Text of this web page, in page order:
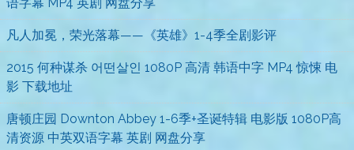
凡人加冕，荣光落幕——《英雄》1-4季全剧影评
2015 何种谋杀 어떤살인 1080P 高清 韩语中字 MP4 惊悚 电
影 下载地址
唐顿庄园 Downton Abbey 1-6季+圣诞特辑 电影版 1080P高
清资源 中英双语字幕 英剧 网盘分享